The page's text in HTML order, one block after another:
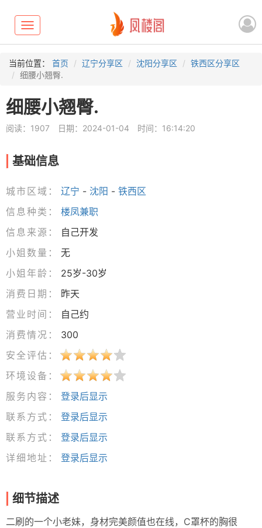
Toggle
navigation
当前位置： 首页 辽宁分享区 沈阳分享区
铁西区分享区
细腰小翘臀.
细腰小翘臀.
阅读：1907 日期：2024-01-04 时间：16:14:20
基础信息
城市区域： 辽宁 - 沈阳 - 铁西区
信息种类：
楼凤兼职
信息来源：
自己开发
小姐数量：
无
小姐年龄：
25岁-30岁
消费日期：
昨天
营业时间：
自己约
消费情况：
300
安全评估：
环境设备：
服务内容：
登录后显示
联系方式：
登录后显示
联系方式：
登录后显示
详细地址：
登录后显示
细节描述
二刷的一个小老妹，身材完美颜值也在线，C罩杯的胸很